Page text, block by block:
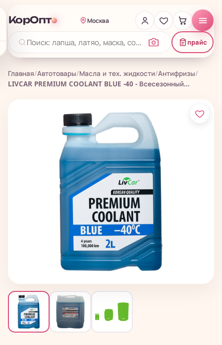
КорОпт Москва
прайс
Главная/Автотовары/Масла и тех. жидкости/Антифризы/
LIVCAR PREMIUM COOLANT BLUE -40 - Всесезонный...